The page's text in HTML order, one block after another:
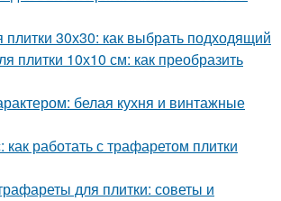
30х30: как выбрать подходящий
плитки 10х10 см: как преобразить
белая кухня и винтажные
как работать с трафаретом плитки
для плитки: советы и